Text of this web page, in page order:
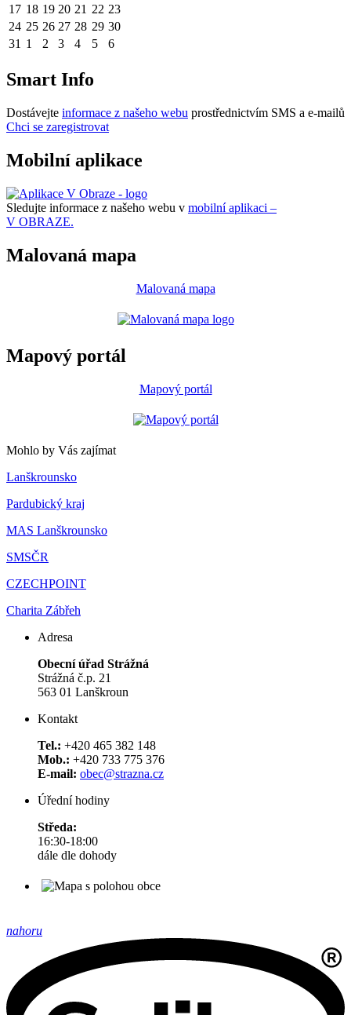
17 18 19 20 21 22 23
24 25 26 27 28 29 30
31 1 2 3 4 5 6
Smart Info
Dostávejte informace z našeho webu prostřednictvím SMS a e-mailů
Chci se zaregistrovat
Mobilní aplikace
Sledujte informace z našeho webu v mobilní aplikaci –
V OBRAZE.
Malovaná mapa
Malovaná mapa
Mapový portál
Mapový portál
Mohlo by Vás zajímat
Lanškrounsko
Pardubický kraj
MAS Lanškrounsko
SMSČR
CZECHPOINT
Charita Zábřeh
Adresa
Obecní úřad Strážná
Strážná č.p. 21
563 01 Lanškroun
Kontakt
Tel.: +420 465 382 148
Mob.: +420 733 775 376
E-mail: obec@strazna.cz
Úřední hodiny
Středa:
16:30-18:00
dále dle dohody
nahoru